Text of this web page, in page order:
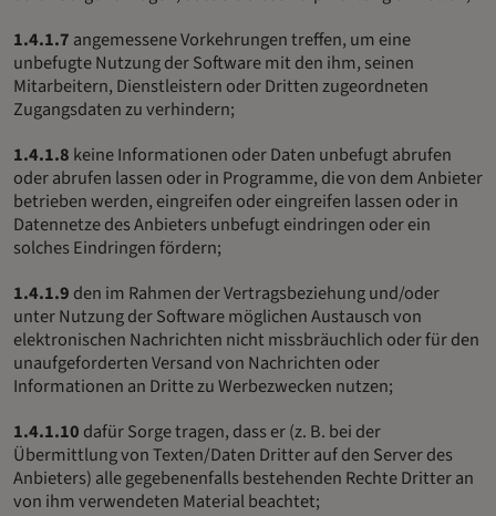
1.4.1.7 angemessene Vorkehrungen treffen, um eine
unbefugte Nutzung der Software mit den ihm, seinen
Mitarbeitern, Dienstleistern oder Dritten zugeordneten
Zugangsdaten zu verhindern;
1.4.1.8 keine Informationen oder Daten unbefugt abrufen
oder abrufen lassen oder in Programme, die von dem Anbieter
betrieben werden, eingreifen oder eingreifen lassen oder in
Datennetze des Anbieters unbefugt eindringen oder ein
solches Eindringen fördern;
1.4.1.9 den im Rahmen der Vertragsbeziehung und/oder
unter Nutzung der Software möglichen Austausch von
elektronischen Nachrichten nicht missbräuchlich oder für den
unaufgeforderten Versand von Nachrichten oder
Informationen an Dritte zu Werbezwecken nutzen;
1.4.1.10 dafür Sorge tragen, dass er (z. B. bei der
Übermittlung von Texten/Daten Dritter auf den Server des
Anbieters) alle gegebenenfalls bestehenden Rechte Dritter an
von ihm verwendeten Material beachtet;